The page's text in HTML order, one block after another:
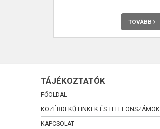
TOVÁBB
TÁJÉKOZTATÓK
FŐOLDAL
KÖZÉRDEKŰ LINKEK ÉS TELEFONSZÁMOK
KAPCSOLAT